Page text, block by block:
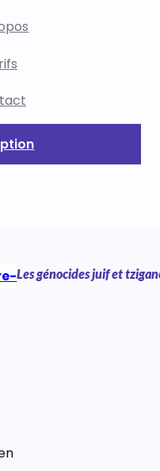
Les génocides juif et